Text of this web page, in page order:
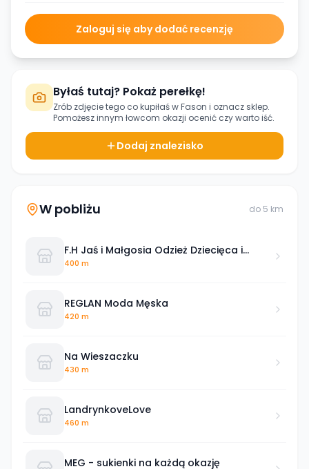
Zaloguj się aby dodać recenzję
Byłaś tutaj? Pokaż perełkę!
Zrób zdjęcie tego co kupiłaś wFason i oznacz sklep.
Pomożesz innym łowcom okazji ocenić czy warto iść.
Dodaj znalezisko
W pobliżu do 5 km
F.H Jaś i Małgosia Odzież Dziecięca i
Artykuły Niemowlęce
400 m
REGLAN Moda Męska
420 m
Na Wieszaczku
430 m
LandrynkoveLove
460 m
MEG - sukienki na każdą okazję